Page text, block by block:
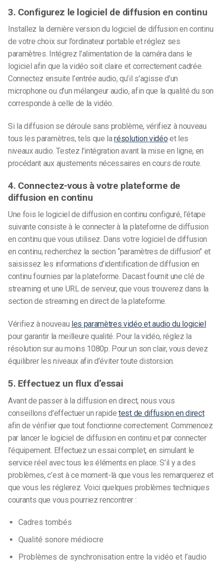
3. Configurez le logiciel de diffusion en continu
Installez la dernière version du logiciel de diffusion en continu
de votre choix sur l’ordinateur portable et réglez ses
paramètres. Intégrez l’alimentation de la caméra dans le
logiciel afin que la vidéo soit claire et correctement cadrée.
Connectez ensuite l’entrée audio, qu’il s’agisse d’un
microphone ou d’un mélangeur audio, afin que la qualité du son
corresponde à celle de la vidéo.
Si la diffusion se déroule sans problème, vérifiez à nouveau
tous les paramètres, tels que larésolution vidéo et les
niveaux audio. Testez l’intégration avant la mise en ligne, en
procédant aux ajustements nécessaires en cours de route.
4. Connectez-vous à votre plateforme de
diffusion en continu
Une fois le logiciel de diffusion en continu configuré, l’étape
suivante consiste à le connecter à la plateforme de diffusion
en continu que vous utilisez. Dans votre logiciel de diffusion
en continu, recherchez la section “paramètres de diffusion” et
saisissez les informations d’identification de diffusion en
continu fournies par la plateforme. Dacast fournit une clé de
streaming et une URL de serveur, que vous trouverez dans la
section de streaming en direct de la plateforme.
Vérifiez à nouveau les paramètres vidéo et audio du logiciel
pour garantir la meilleure qualité. Pour la vidéo, réglez la
résolution sur au moins 1080p. Pour un son clair, vous devez
équilibrer les niveaux afin d’éviter toute distorsion.
5. Effectuez un flux d’essai
Avant de passer à la diffusion en direct, nous vous
conseillons d’effectuer un rapidetest de diffusion en direct
afin de vérifier que tout fonctionne correctement. Commencez
par lancer le logiciel de diffusion en continu et par connecter
l’équipement. Effectuez un essai complet, en simulant le
service réel avec tous les éléments en place. S’il y a des
problèmes, c’est à ce moment-là que vous les remarquerez et
que vous les réglerez. Voici quelques problèmes techniques
courants que vous pourriez rencontrer :
Cadres tombés
Qualité sonore médiocre
Problèmes de synchronisation entre la vidéo et l’audio